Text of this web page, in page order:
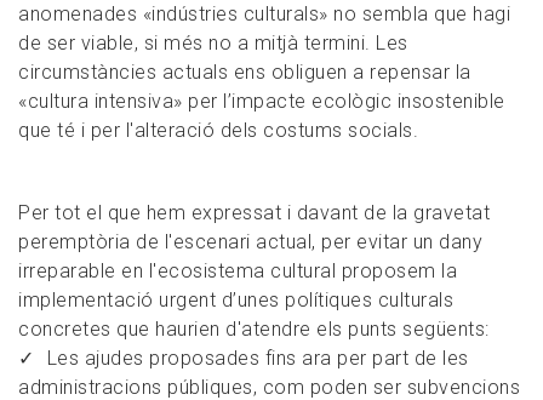
anomenades «indústries culturals» no sembla que hagi
de ser viable, si més no a mitjà termini. Les
circumstàncies actuals ens obliguen a repensar la
«cultura intensiva» per l’impacte ecològic insostenible
que té i per l'alteració dels costums socials.
Per tot el que hem expressat i davant de la gravetat
peremptòria de l'escenari actual, per evitar un dany
irreparable en l'ecosistema cultural proposem la
implementació urgent d’unes polítiques culturals
concretes que haurien d'atendre els punts següents:
Les ajudes proposades fins ara per part de les
administracions públiques, com poden ser subvencions